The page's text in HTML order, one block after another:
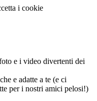
i cookie
e i video divertenti dei
e adatte a te (e ci
per i nostri amici pelosi!)